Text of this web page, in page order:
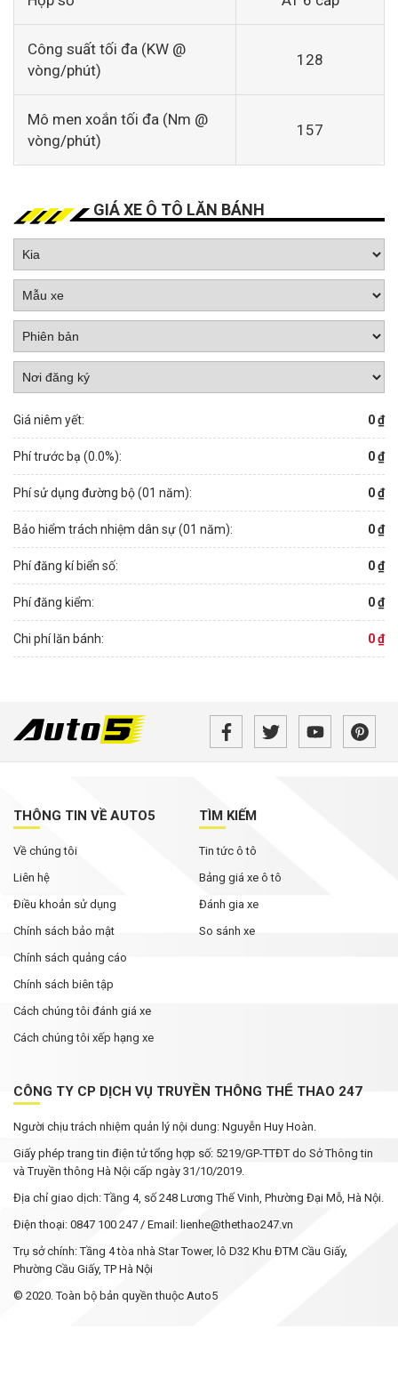
Công suất tối đa (KW @
vòng/phút)
128
Mô men xoắn tối đa (Nm @
vòng/phút)
157
GIÁ XE Ô TÔ LĂN BÁNH
Giá niêm yết: 0 ₫
Phí trước bạ (0.0%): 0 ₫
Phí sử dụng đường bộ (01 năm): 0 ₫
Bảo hiểm trách nhiệm dân sự (01 năm): 0 ₫
Phí đăng kí biển số: 0 ₫
Phí đăng kiểm: 0 ₫
Chi phí lăn bánh: 0 ₫
THÔNG TIN VỀ AUTO5
Về chúng tôi
Liên hệ
Điều khoản sử dụng
Chính sách bảo mật
Chính sách quảng cáo
Chính sách biên tập
Cách chúng tôi đánh giá xe
Cách chúng tôi xếp hạng xe
TÌM KIẾM
Tin tức ô tô
Bảng giá xe ô tô
Đánh gia xe
So sánh xe
CÔNG TY CP DỊCH VỤ TRUYỀN THÔNG THỂ THAO 247
Người chịu trách nhiệm quản lý nội dung: Nguyễn Huy Hoàn.
Giấy phép trang tin điện tử tổng hợp số: 5219/GP-TTĐT do Sở Thông tin
và Truyền thông Hà Nội cấp ngày 31/10/2019.
Địa chỉ giao dịch: Tầng 4, số 248 Lương Thế Vinh, Phường Đại Mỗ, Hà Nội.
Điện thoại: 0847 100 247 / Email: lienhe@thethao247.vn
Trụ sở chính: Tầng 4 tòa nhà Star Tower, lô D32 Khu ĐTM Cầu Giấy,
Phường Cầu Giấy, TP Hà Nội
© 2020. Toàn bộ bản quyền thuộc Auto5